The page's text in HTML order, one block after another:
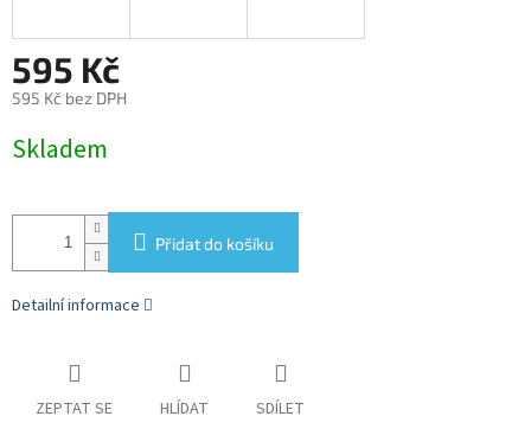
595 Kč
595 Kč bez DPH
cena:
Skladem
Přidat do košíku
Detailní informace
ZEPTAT SE HLÍDAT SDÍLET